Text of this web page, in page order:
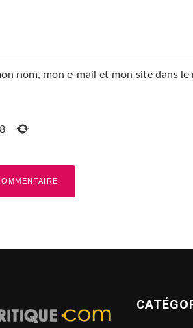
nom, mon e-mail et mon site dans